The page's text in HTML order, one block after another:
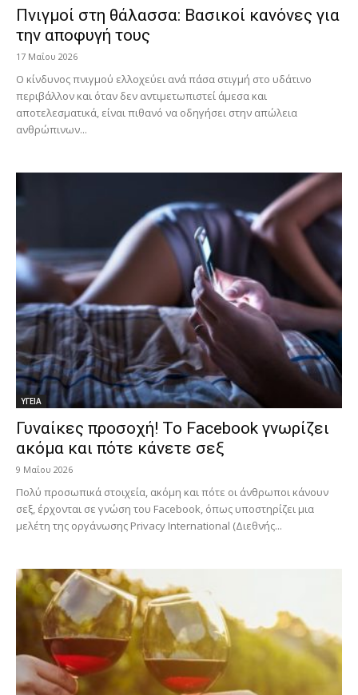
Πνιγμοί στη θάλασσα: Βασικοί κανόνες για
την αποφυγή τους
17 Μαΐου 2026
Ο κίνδυνος πνιγμού ελλοχεύει ανά πάσα στιγμή στο υδάτινο
περιβάλλον και όταν δεν αντιμετωπιστεί άμεσα και
αποτελεσματικά, είναι πιθανό να οδηγήσει στην απώλεια
ανθρώπινων...
ΥΓΕΙΑ
Γυναίκες προσοχή! Το Facebook γνωρίζει
ακόμα και πότε κάνετε σεξ
9 Μαΐου 2026
Πολύ προσωπικά στοιχεία, ακόμη και πότε οι άνθρωποι κάνουν
σεξ, έρχονται σε γνώση του Facebook, όπως υποστηρίζει μια
μελέτη της οργάνωσης Privacy International (Διεθνής...